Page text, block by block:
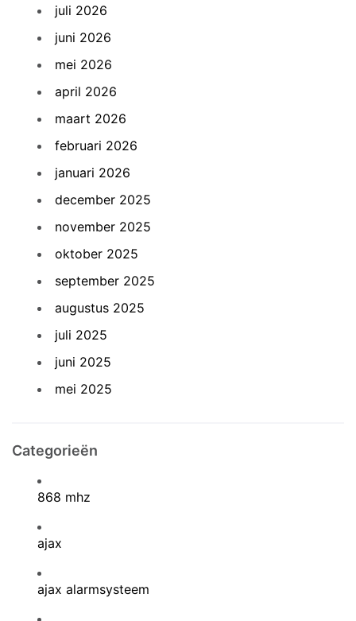
juli 2026
juni 2026
mei 2026
april 2026
maart 2026
februari 2026
januari 2026
december 2025
november 2025
oktober 2025
september 2025
augustus 2025
juli 2025
juni 2025
mei 2025
Categorieën
868 mhz
ajax
ajax alarmsysteem